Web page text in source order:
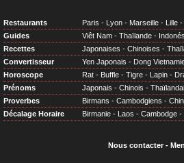
Restaurants Paris - Lyon - Marseille - Lille -
Guides
Viêt Nam - Thaïlande -
Recettes
Japonaises - Chinoises -
Convertisseur
Yen Japonais - Dong
Horoscope
Rat - Buffle - Tigre - Lapin -
Prénoms
Japonais - Chinois -
Proverbes
Birmans - Cambodgiens -
Décalage Horaire
Birmanie - Laos - Cambodge -
Nous contacter-